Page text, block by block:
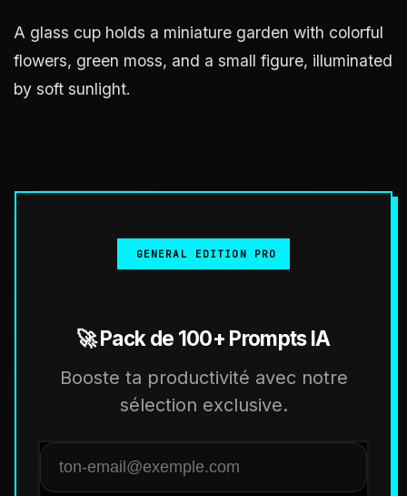
A glass cup holds a miniature garden with colorful
flowers, green moss, and a small figure, illuminated
by soft sunlight.
GENERAL EDITION PRO
🚀 Pack de 100+ Prompts IA
Booste ta productivité avec notre
sélection exclusive.